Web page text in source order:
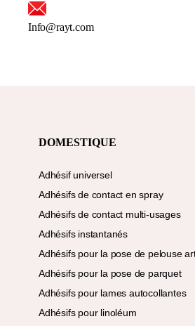
Info@rayt.com
DOMESTIQUE
Adhésif universel
Adhésifs de contact en spray
Adhésifs de contact multi-usages
Adhésifs instantanés
Adhésifs pour la pose de pelouse
Adhésifs pour la pose de parquet
Adhésifs pour lames autocollantes
Adhésifs pour linoléum